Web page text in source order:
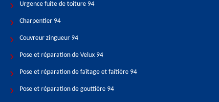
Urgence fuite de toiture 94
Charpentier 94
Couvreur zingueur 94
Pose et réparation de Velux 94
Pose et réparation de faîtage et faîtière 94
Pose et réparation de gouttière 94